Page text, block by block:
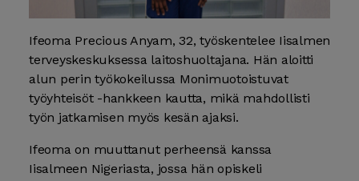
Ifeoma Precious Anyam, 32, työskentelee Iisalmen
terveyskeskuksessa laitoshuoltajana. Hän aloitti
alun perin työkokeilussa Monimuotoistuvat
työyhteisöt -hankkeen kautta, mikä mahdollisti
työn jatkamisen myös kesän ajaksi.
Ifeoma on muuttanut perheensä kanssa
Iisalmeen Nigeriasta, jossa hän opiskeli